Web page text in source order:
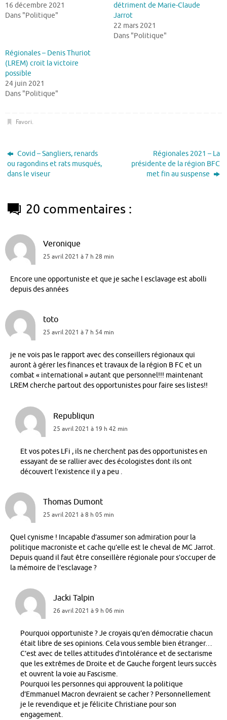
16 décembre 2021
Dans "Politique"
détriment de Marie-Claude
Jarrot
22 mars 2021
Dans "Politique"
Régionales – Denis Thuriot
(LREM) croit la victoire
possible
24 juin 2021
Dans "Politique"
Favori.
Covid – Sangliers, renards
ou ragondins et rats musqués,
dans le viseur
Régionales 2021 – La
présidente de la région BFC
met fin au suspense
20 commentaires :
Veronique
25 avril 2021 à 7 h 28 min
Encore une opportuniste et que je sache l esclavage est abolli
depuis des années
toto
25 avril 2021 à 7 h 54 min
je ne vois pas le rapport avec des conseillers régionaux qui
auront à gérer les finances et travaux de la région B FC et un
combat « international » autant que personnel!!! maintenant
LREM cherche partout des opportunistes pour faire ses listes!!
Republiqun
25 avril 2021 à 19 h 42 min
Et vos potes LFi , ils ne cherchent pas des opportunistes en
essayant de se rallier avec des écologistes dont ils ont
découvert l’existence il y a peu .
Thomas Dumont
25 avril 2021 à 8 h 05 min
Quel cynisme ! Incapable d’assumer son admiration pour la
politique macroniste et cache qu’elle est le cheval de MC Jarrot.
Depuis quand il faut être conseillère régionale pour s’occuper de
la mémoire de l’esclavage ?
Jacki Talpin
26 avril 2021 à 9 h 06 min
Pourquoi opportuniste ? Je croyais qu’en démocratie chacun
était libre de ses opinions. Cela vous semble bien étranger…
C’est avec de telles attitudes d’intolérance et de sectarisme
que les extrêmes de Droite et de Gauche forgent leurs succès
et ouvrent la voie au Fascisme.
Pourquoi les personnes qui approuvent la politique
d’Emmanuel Macron devraient se cacher ? Personnellement
je le revendique et je félicite Christiane pour son
engagement.